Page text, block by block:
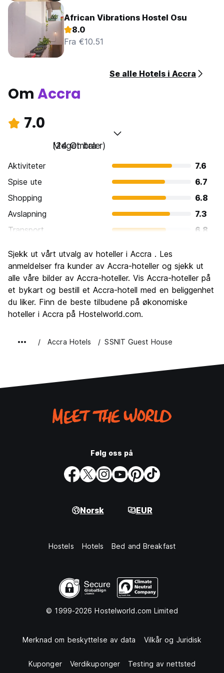
African Vibrations Hostel Osu
8.0
Fra €10.51
Se alle Hotels i Accra
OmAccra
7.0
Meget bra
(24 Omtaler)
Aktiviteter
7.6
Spise ute
6.7
Shopping
6.8
Avslapning
7.3
Transport
6.8
Kultur
7.6
Feste
6.2
Verdi for pengene
7.8
Sjekk ut vårt utvalg av hoteller i Accra . Les
anmeldelser fra kunder av Accra-hoteller og sjekk ut
alle våre bilder av Accra-hoteller. Vis Accra-hoteller på
et bykart og bestill et Accra-hotell med en beliggenhet
du liker. Finn de beste tilbudene på økonomiske
hoteller i Accra på Hostelworld.com.
Accra Hotels SSNIT Guest House
Følg oss på
Norsk EUR
Hostels Hotels Bed and Breakfast
© 1999-2026 Hostelworld.com Limited
Merknad om beskyttelse av data Vilkår og Juridisk
Kuponger Verdikuponger Testing av nettsted